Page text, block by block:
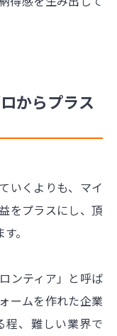
からプラス
いくよりも、マイ
をプラスにし、頂
。
ンティア」と呼ば
ームを作れた企業
程、難しい業界で